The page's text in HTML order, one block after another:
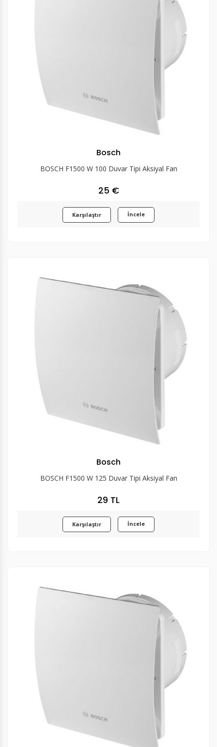
Bosch
BOSCH F1500 W 100 Duvar Tipi Aksiyal Fan
25 €
Karşılaştır İncele
Bosch
BOSCH F1500 W 125 Duvar Tipi Aksiyal Fan
29 TL
Karşılaştır İncele